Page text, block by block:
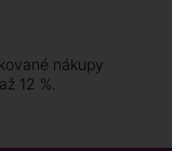
nákupy
12 %.